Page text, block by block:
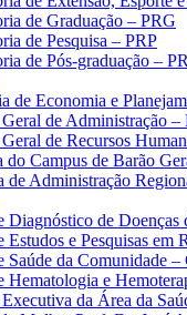
de Graduação – PRG
de Pesquisa – PRP
de Pós-graduação –
de Economia e
de Administração –
de Recursos
do Campus de Barão
de Administração
Diagnóstico de
Estudos e Pesquisas em
Saúde da Comunidade –
Hematologia e
da Área da